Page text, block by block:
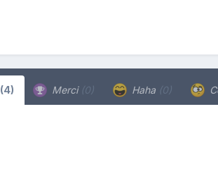
(4) Merci (0) Haha (0)